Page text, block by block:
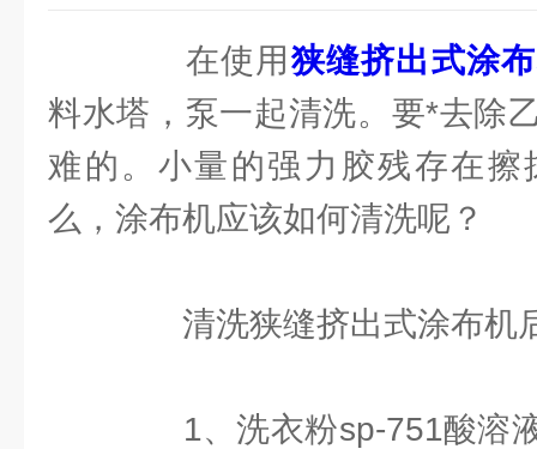
在使用 狭缝挤出式涂
料水塔，泵一起清洗。要*去除
难的。小量的强力胶残存在
么，涂布机应该如何清洗呢？
清洗狭缝挤出式涂布机
1、洗衣粉sp-751酸溶液